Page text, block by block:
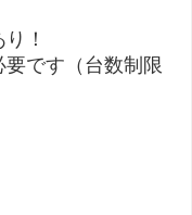
！
です（台数制限